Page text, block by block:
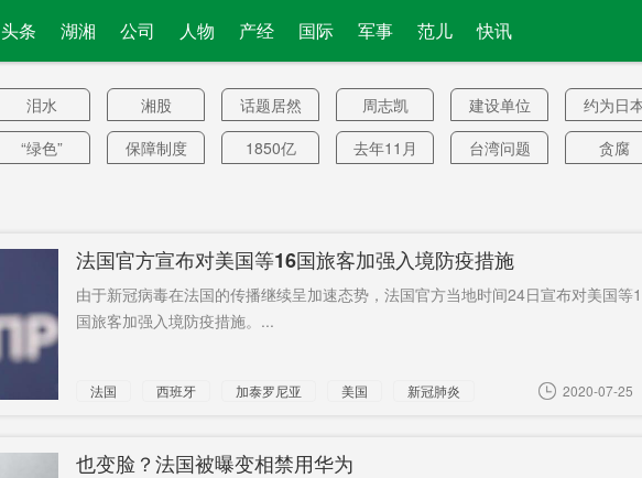
头条 湖湘 公司 人物 产经 国际 军事 范儿 快讯
泪水 湘股 话题居然 周志凯 建设单位
约为日
流感
“绿色” 保障制度 1850亿 去年11月 台湾问题
贪腐
才
口服 湘菜馆 金融创新
终身成就
奖
三等功 经验 抗议大选
20周年
伴
发
统俄党 4艘 房租 支持中企
面临敲打
法国官方宣布对美国等16国旅客加强入境防疫措施
由于新冠病毒在法国的传播继续呈加速态势，法国官方当地时间24日宣布对美国等
国旅客加强入境防疫措施。...
法国 西班牙 加泰罗尼亚 美国 新冠肺炎 2020-07-25
也变脸？法国被曝变相禁用华为